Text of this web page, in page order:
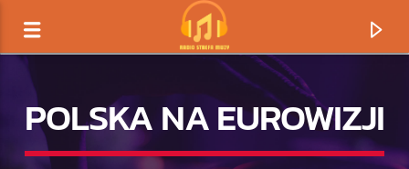
POLSKA NA EUROWIZJI